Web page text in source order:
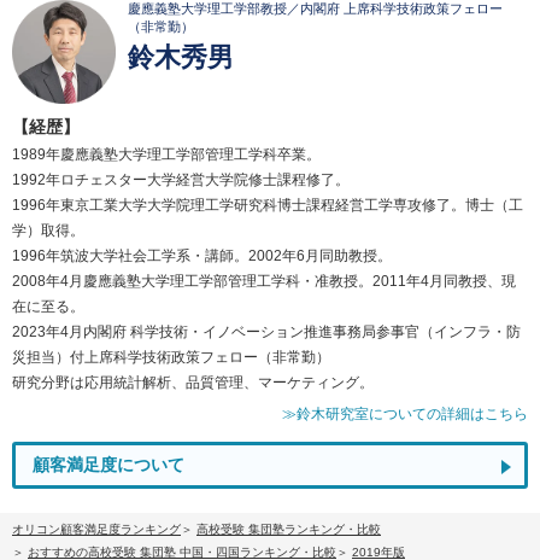
慶應義塾大学理工学部教授／内閣府 上席科学技術政策フェロー
（非常勤）
鈴木秀男
【経歴】
1989年慶應義塾大学理工学部管理工学科卒業。
1992年ロチェスター大学経営大学院修士課程修了。
1996年東京工業大学大学院理工学研究科博士課程経営工学専攻修了。博士（工
学）取得。
1996年筑波大学社会工学系・講師。2002年6月同助教授。
2008年4月慶應義塾大学理工学部管理工学科・准教授。2011年4月同教授、現
在に至る。
2023年4月内閣府 科学技術・イノベーション推進事務局参事官（インフラ・防
災担当）付上席科学技術政策フェロー（非常勤）
研究分野は応用統計解析、品質管理、マーケティング。
≫鈴木研究室についての詳細はこちら
顧客満足度について
オリコン顧客満足度ランキング
高校受験 集団塾ランキング・比較
おすすめの高校受験 集団塾 中国・四国ランキング・比較
2019年版